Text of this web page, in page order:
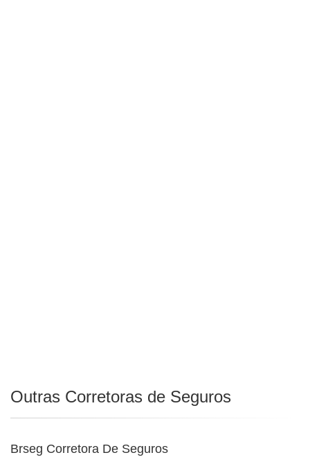
Outras Corretoras de Seguros
Brseg Corretora De Seguros